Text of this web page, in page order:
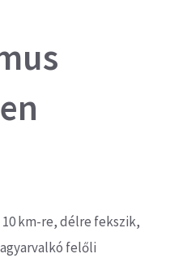
km-re, délre fekszik,
felőli